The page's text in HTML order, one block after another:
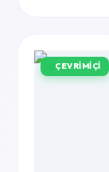
ÇEVRIMIÇI